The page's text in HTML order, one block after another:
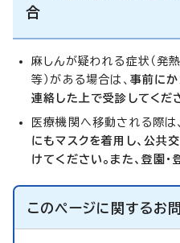
合
麻しんが疑われる症状（発
等）がある場合は、 事前に
連絡した上で受診してくだ
医療機関へ移動される際は、
にもマスクを着用し、公共
けてください。また、登園
このページに関するお